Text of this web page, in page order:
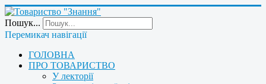
Пошук...
Перемикач навігації
ГОЛОВНА
ПРО ТОВАРИСТВО
У лекторії